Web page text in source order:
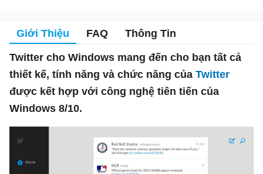
Giới Thiệu FAQ Thông Tin
Twitter cho Windows mang đến cho bạn tất cả
thiết kế, tính năng và chức năng của Twitter
được kết hợp với công nghệ tiên tiến của
Windows 8/10.